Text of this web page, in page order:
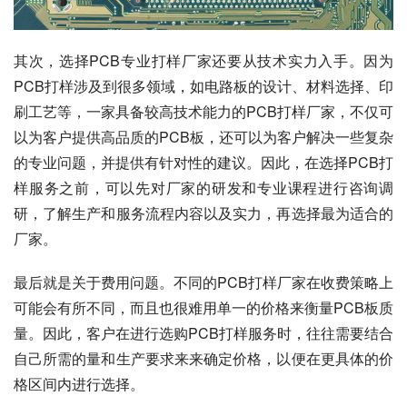
其次，选择PCB专业打样厂家还要从技术实力入手。因为
PCB打样涉及到很多领域，如电路板的设计、材料选择、印
刷工艺等，一家具备较高技术能力的PCB打样厂家，不仅可
以为客户提供高品质的PCB板，还可以为客户解决一些复杂
的专业问题，并提供有针对性的建议。因此，在选择PCB打
样服务之前，可以先对厂家的研发和专业课程进行咨询调
研，了解生产和服务流程内容以及实力，再选择最为适合的
厂家。
最后就是关于费用问题。不同的PCB打样厂家在收费策略上
可能会有所不同，而且也很难用单一的价格来衡量PCB板质
量。因此，客户在进行选购PCB打样服务时，往往需要结合
自己所需的量和生产要求来来确定价格，以便在更具体的价
格区间内进行选择。